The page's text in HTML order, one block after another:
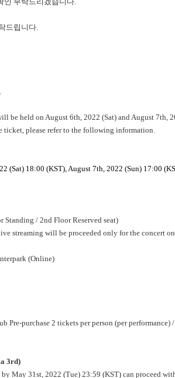
드립니다.
be held on August 6th, 2022 (Sat) and August 7th,
please refer to the following information.
(Sat) 18:00 (KST), August 7th, 2022 (Sun) 17:00
/ 2nd Floor Reserved seat)
streaming will be proceeded only for the concert
(Online)
Pre-purchase 2 tickets per person (per
3rd)
May 31st, 2022 (Tue) 23:59 (KST) can proceed